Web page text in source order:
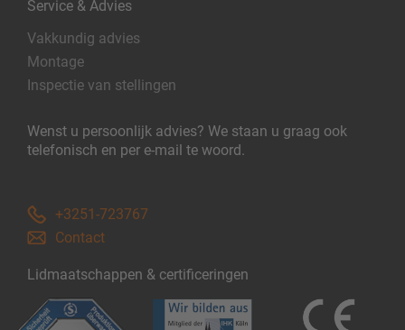
Service & Advies
Vakkundig advies
Montage
Inspectie van stellingen
Wenst u persoonlijk advies? We staan u graag ook
telefonisch en per e-mail te woord.
+3251-723767
Contact
Lidmaatschappen & certificeringen